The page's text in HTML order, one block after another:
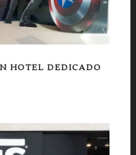
HOTEL DEDICADO